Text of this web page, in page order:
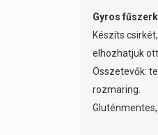
Gyros
Készíts
elhozhatjuk
Összetevők:
rozmaring.